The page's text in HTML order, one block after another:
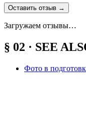
Оставить отзыв →
Загружаем отзывы…
§ 02 · SEE
Фото в